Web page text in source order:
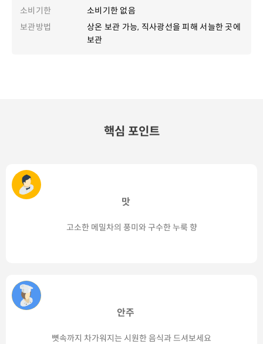
소비기한
소비기한 없음
보관방법
상온 보관 가능, 직사광선을 피해 서늘한 곳에
보관
핵심 포인트
맛
고소한 메밀차의 풍미와 구수한 누룩 향
안주
뼛속까지 차가워지는 시원한 음식과 드셔보세요